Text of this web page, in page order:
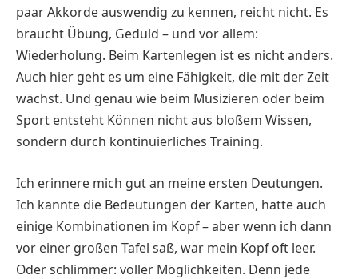
paar Akkorde auswendig zu kennen, reicht nicht. Es
braucht Übung, Geduld – und vor allem:
Wiederholung. Beim Kartenlegen ist es nicht anders.
Auch hier geht es um eine Fähigkeit, die mit der Zeit
wächst. Und genau wie beim Musizieren oder beim
Sport entsteht Können nicht aus bloßem Wissen,
sondern durch kontinuierliches Training.
Ich erinnere mich gut an meine ersten Deutungen.
Ich kannte die Bedeutungen der Karten, hatte auch
einige Kombinationen im Kopf – aber wenn ich dann
vor einer großen Tafel saß, war mein Kopf oft leer.
Oder schlimmer: voller Möglichkeiten. Denn jede